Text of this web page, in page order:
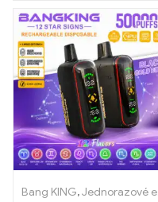
ovocie
Bang KING,Jednorazové e-cigarety